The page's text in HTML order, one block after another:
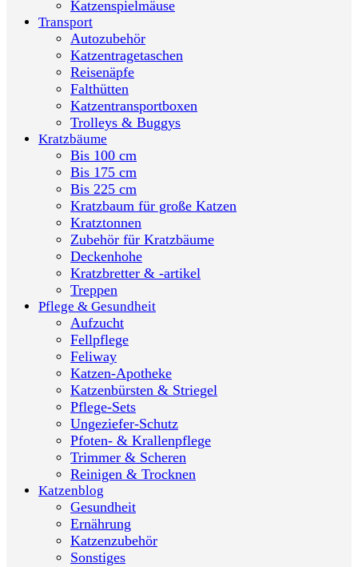
Katzenspielmäuse
Transport
Autozubehör
Katzentragetaschen
Reisenäpfe
Falthütten
Katzentransportboxen
Trolleys & Buggys
Kratzbäume
Bis 100 cm
Bis 175 cm
Bis 225 cm
Kratzbaum für große Katzen
Kratztonnen
Zubehör für Kratzbäume
Deckenhohe
Kratzbretter & -artikel
Treppen
Pflege & Gesundheit
Aufzucht
Fellpflege
Feliway
Katzen-Apotheke
Katzenbürsten & Striegel
Pflege-Sets
Ungeziefer-Schutz
Pfoten- & Krallenpflege
Trimmer & Scheren
Reinigen & Trocknen
Katzenblog
Gesundheit
Ernährung
Katzenzubehör
Sonstiges